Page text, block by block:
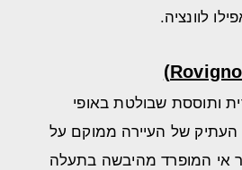
לוונציה.
ותוססת שבולטת באופי
של העיירה ממוקם על
אי המופרד מהיבשה בתעלה